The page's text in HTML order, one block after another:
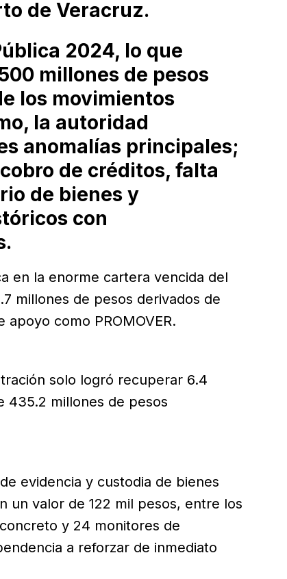
de Veracruz.
2024, lo que
millones de pesos
los movimientos
la autoridad
anomalías principales;
de créditos, falta
de bienes y
con
en la enorme cartera vencida del
millones de pesos derivados de
como PROMOVER.
solo logró recuperar 6.4
435.2 millones de pesos
evidencia y custodia de bienes
un valor de 122 mil pesos, entre los
y 24 monitores de
a reforzar de inmediato